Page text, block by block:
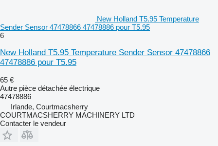
New Holland T5.95 Temperature
Sender Sensor 47478866 47478886 pour T5.95
6
New Holland T5.95 Temperature Sender Sensor 47478866
47478886 pour T5.95
65 €
Autre pièce détachée électrique
47478886
Irlande, Courtmacsherry
COURTMACSHERRY MACHINERY LTD
Contacter le vendeur